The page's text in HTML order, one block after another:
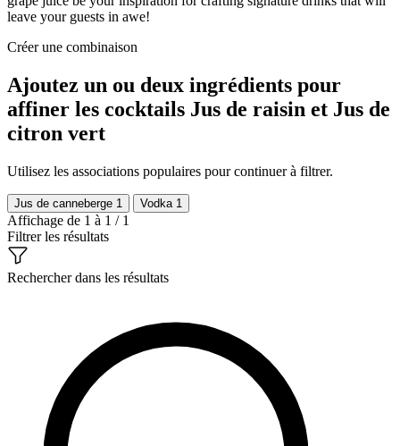
leave your guests in awe!
Créer une combinaison
Ajoutez un ou deux ingrédients pour
affiner les cocktails Jus de raisin et Jus de
citron vert
Utilisez les associations populaires pour continuer à filtrer.
Jus de canneberge 1 Vodka 1
Affichage de 1 à 1 / 1
Filtrer les résultats
Rechercher dans les résultats